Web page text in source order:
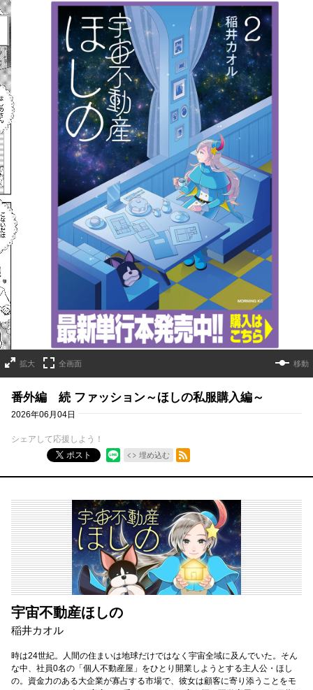
詳細ページへのリンク
拡大 全画面 移動
番外編 続 ファッション～ほしの私服購入編～
2026年06月04日
シェアして応援しよう！
ポスト
埋め込む
RSSフィード
宇宙不動産ほしの
稲井カオル
時は24世紀。人間の住まいは地球だけではなく宇宙全域に及んでいた。そん
な中、社員0名の「個人不動産屋」をひとり開業しようとする主人公・ほし
の。資金力のある大企業が寡占する市場で、彼女は顧客に寄り添うことをモ